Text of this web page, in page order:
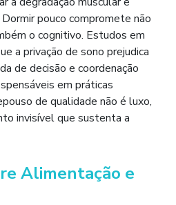
pouco compromete não
o cognitivo. Estudos em
a privação de sono prejudica
de decisão e coordenação
em práticas
de qualidade não é luxo,
invisível que sustenta a
Alimentação e